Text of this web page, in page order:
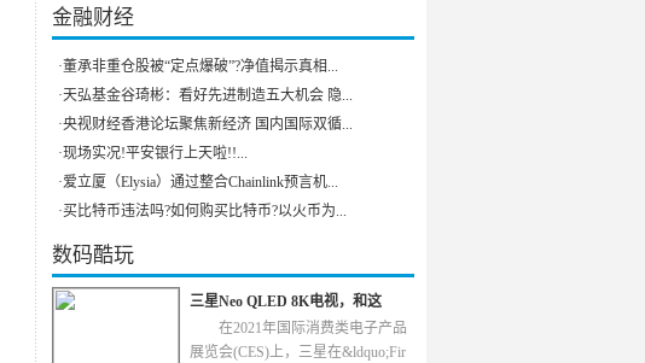
金融财经
·董承非重仓股被“定点爆破”?净值揭示真相...
·天弘基金谷琦彬：看好先进制造五大机会 隐...
·央视财经香港论坛聚焦新经济 国内国际双循...
·现场实况!平安银行上天啦!!...
·爱立厦（Elysia）通过整合Chainlink预言机...
·买比特币违法吗?如何购买比特币?以火币为...
数码酷玩
三星Neo QLED 8K电视，和这
在2021年国际消费类电子产品
展览会(CES)上，三星在&ldquo;Fir